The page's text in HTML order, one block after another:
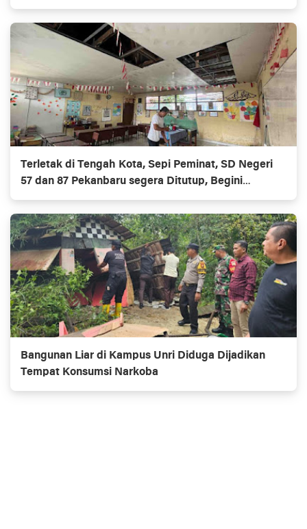
Terletak di Tengah Kota, Sepi Peminat, SD Negeri
57 dan 87 Pekanbaru segera Ditutup, Begini
Penampakannya?
Bangunan Liar di Kampus Unri Diduga Dijadikan
Tempat Konsumsi Narkoba